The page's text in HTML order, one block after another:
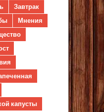
Завтрак
Мнения
капусты